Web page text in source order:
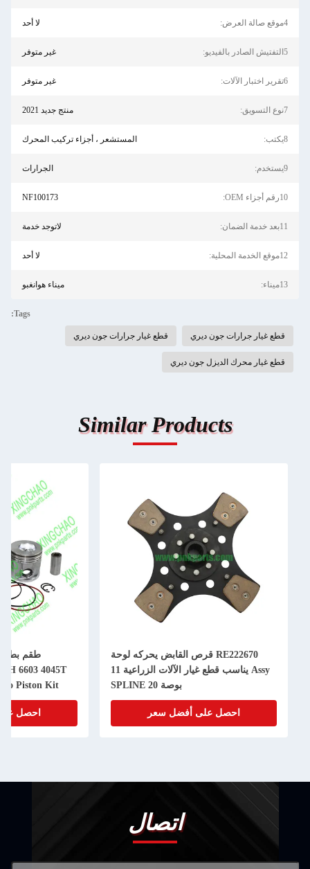
4موقع صالة العرض: لا أحد
5التفتيش الصادر بالفيديو: غير متوفر
6تقرير اختبار الآلات: غير متوفر
7نوع التسويق: منتج جديد 2021
8يكتب: المستشعر ، أجزاء تركيب المحرك
9يستخدم: الجرارات
10رقم أجزاء OEM: NF100173
11بعد خدمة الضمان: لاتوجد خدمة
12موقع الخدمة المحلية: لا أحد
13ميناء: ميناء هوانغبو
Tags:
قطع غيار جرارات جون ديري قطع غيار جرارات جون ديري
قطع غيار محرك الديزل جون ديري
Similar Products
RE222670 قرص القابض يحركه لوحة
Assy يناسب قطع غيار الآلات الزراعية 11
بوصة 20 SPLINE
احصل على أفضل سعر
6603 4045T
Piston Kit
احصل
اتصال